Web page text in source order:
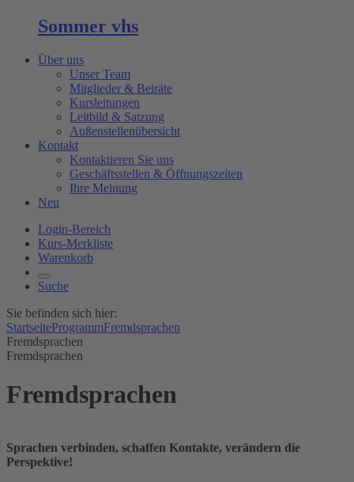
Sommer vhs
Über uns
Unser Team
Mitglieder & Beiräte
Kursleitungen
Leitbild & Satzung
Außenstellenübersicht
Kontakt
Kontaktieren Sie uns
Geschäftsstellen & Öffnungszeiten
Ihre Meinung
Neu
Login-Bereich
Kurs-Merkliste
Warenkorb
Suche
Sie befinden sich hier:
StartseiteProgrammFremdsprachen
Fremdsprachen
Fremdsprachen
Fremdsprachen
Sprachen verbinden, schaffen Kontakte, verändern die
Perspektive!